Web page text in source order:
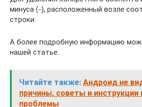
минуса (-), расположенный возле
строки.
А более подробную информацию
нашей статье.
Читайте также: Андроид не
причины, советы и инструкции
проблемы